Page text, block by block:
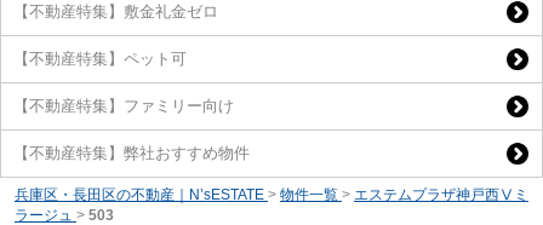
【不動産特集】敷金礼金ゼロ
【不動産特集】ペット可
【不動産特集】ファミリー向け
【不動産特集】弊社おすすめ物件
兵庫区・長田区の不動産｜N’sESTATE > 物件一覧 > エステムプラザ神戸西Ⅴミ
ラージュ > 503